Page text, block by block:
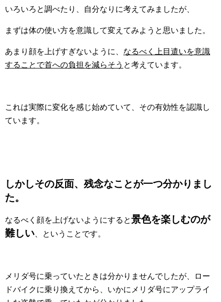
いろいろと調べたり、自分なりに考えてみましたが、
まずは体の使い方を意識して変えてみようと思いました。
あまり顔を上げすぎないように、 なるべく上目遣いを意識
することで首への負担を減らそう と考えています。
これは実際に変化を感じ始めていて、その有効性を認識し
ています。
しかしその反面、 残念なことが一つ分かりまし
た。
なるべく顔を上げないようにすると景色を楽しむのが
難しい 、ということです。
メリダ号に乗っていたときは分かりませんでしたが、ロー
ドバイクに乗り換えてから、いかにメリダ号にアップライ